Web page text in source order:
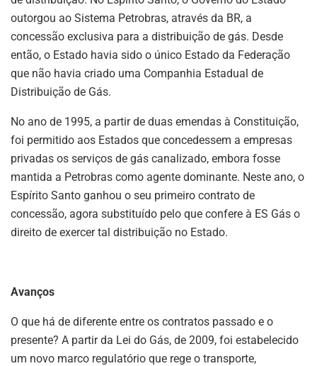
outorgou ao Sistema Petrobras, através da BR, a
concessão exclusiva para a distribuição de gás. Desde
então, o Estado havia sido o único Estado da Federação
que não havia criado uma Companhia Estadual de
Distribuição de Gás.
No ano de 1995, a partir de duas emendas à Constituição,
foi permitido aos Estados que concedessem a empresas
privadas os serviços de gás canalizado, embora fosse
mantida a Petrobras como agente dominante. Neste ano, o
Espírito Santo ganhou o seu primeiro contrato de
concessão, agora substituído pelo que confere à ES Gás o
direito de exercer tal distribuição no Estado.
Avanços
O que há de diferente entre os contratos passado e o
presente? A partir da Lei do Gás, de 2009, foi estabelecido
um novo marco regulatório que rege o transporte,